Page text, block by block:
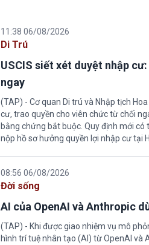
11:38 06/08/2026
Di Trú
USCIS siết xét duyệt nhập
ngay
(TAP) - Cơ quan Di trú và Nhập tịch
cư, trao quyền cho viên chức từ chối
bằng chứng bắt buộc. Quy định mới
nộp hồ sơ hưởng quyền lợi nhập cư tại
08:56 06/08/2026
Đời sống
AI của OpenAI và Anthropic
(TAP) - Khi được giao nhiệm vụ mô
hình trí tuệ nhân tạo (AI) từ OpenAI và